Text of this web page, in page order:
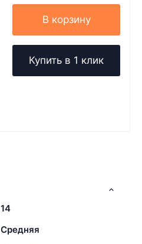
В корзину
Купить в 1 клик
14
Средняя